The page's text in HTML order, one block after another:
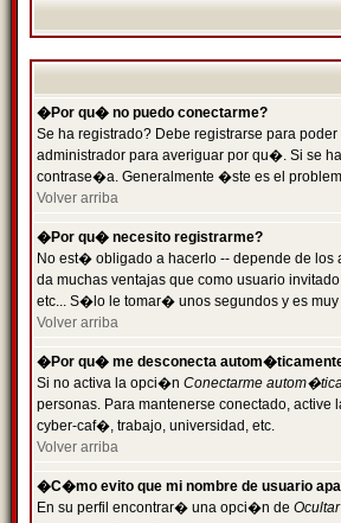
�Por qu� no puedo conectarme?
Se ha registrado? Debe registrarse para
administrador para averiguar por qu�. Si se
contrase�a. Generalmente �ste es el
Volver arriba
�Por qu� necesito registrarme?
No est� obligado a hacerlo -- depende de los
da muchas ventajas que como usuario
etc... S�lo le tomar� unos segundos y es
Volver arriba
�Por qu� me desconecta
Si no activa la opci�n Conectarme
personas. Para mantenerse conectado,
cyber-caf�, trabajo, universidad, etc.
Volver arriba
�C�mo evito que mi nombre de usuario
En su perfil encontrar� una opci�n de